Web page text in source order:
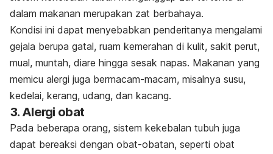
dalam makanan merupakan zat berbahaya.
Kondisi ini dapat menyebabkan penderitanya mengalami
gejala berupa gatal, ruam kemerahan di kulit, sakit perut,
mual, muntah, diare hingga sesak napas. Makanan yang
memicu alergi juga bermacam-macam, misalnya susu,
kedelai, kerang, udang, dan kacang.
3. Alergi obat
Pada beberapa orang, sistem kekebalan tubuh juga
dapat bereaksi dengan obat-obatan, seperti obat